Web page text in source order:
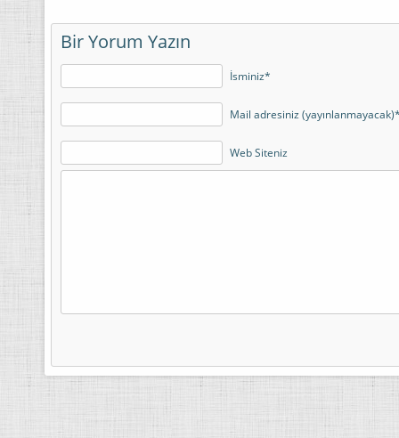
Bir Yorum Yazın
İsminiz*
Mail adresiniz
Web Siteniz